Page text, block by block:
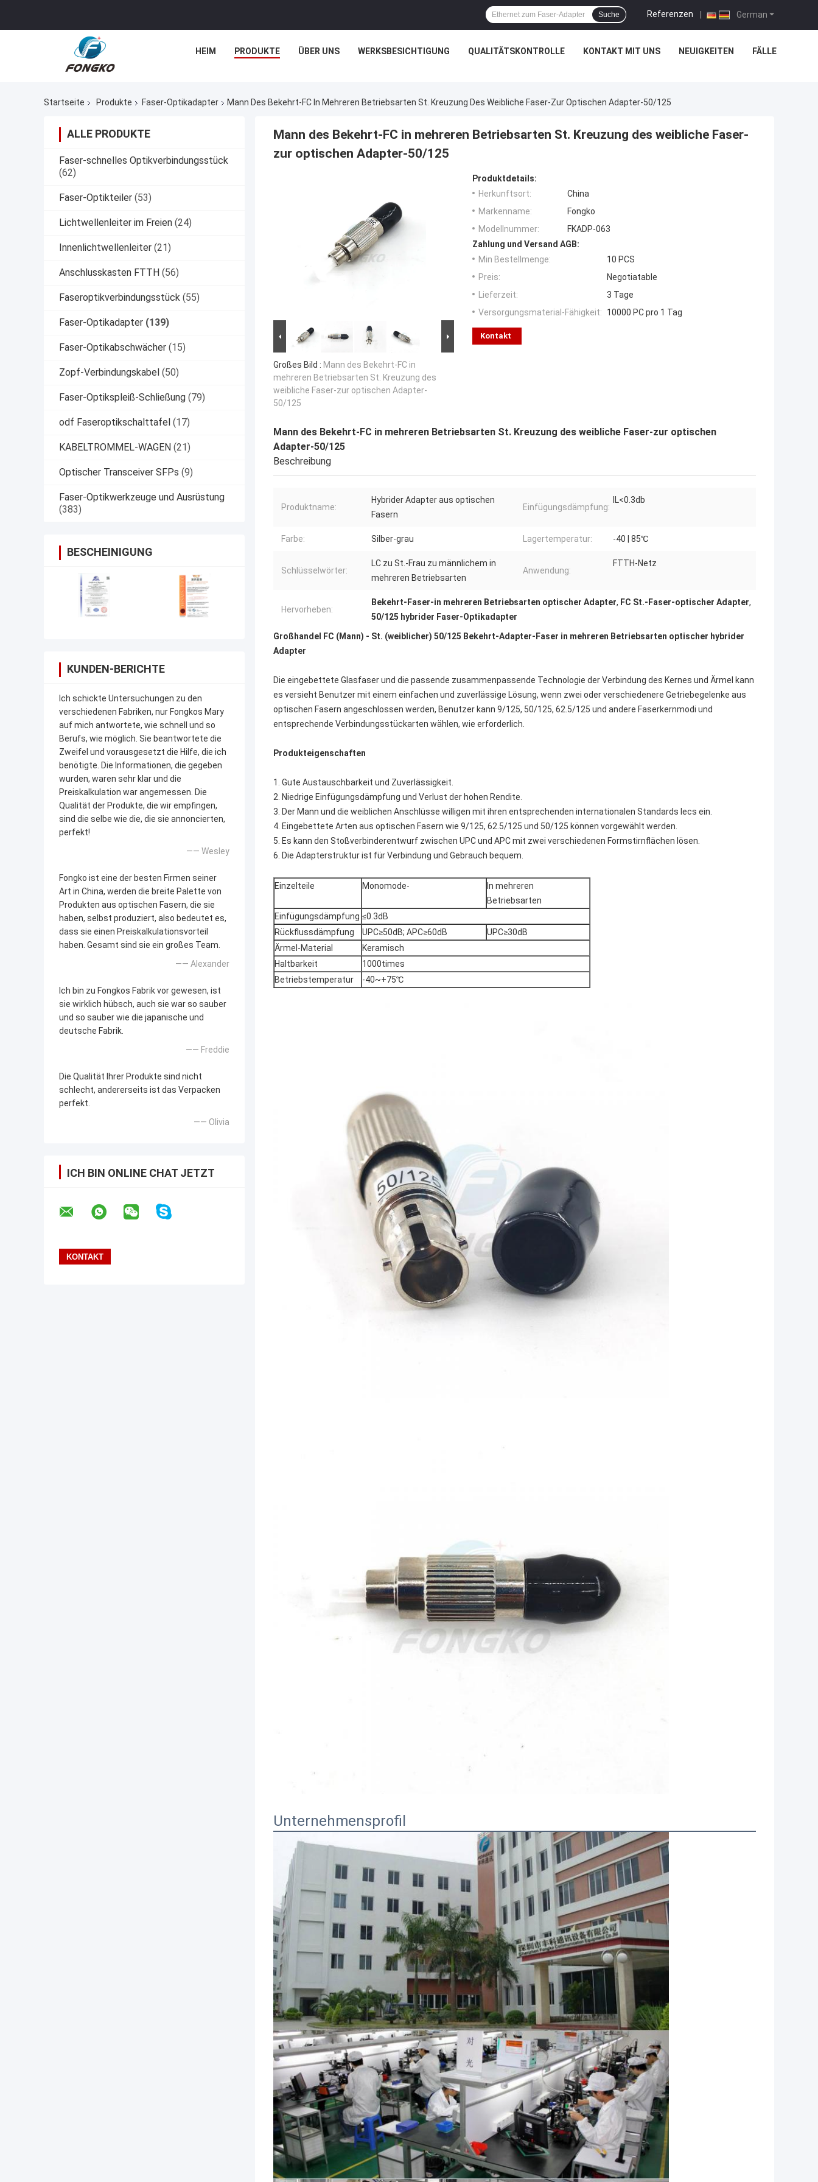
German
Referenzen |
Suche
HEIM PRODUKTE ÜBER UNS WERKSBESICHTIGUNG QUALITÄTSKONTROLLE KONTAKT MIT UNS NEUIGKEITEN FÄLLE
Startseite Produkte Faser-Optikadapter Mann Des Bekehrt-FC In Mehreren Betriebsarten St. Kreuzung Des Weibliche Faser-Zur Optischen Adapter-50/125
ALLE PRODUKTE
Faser-schnelles Optikverbindungsstück
(62)
Faser-Optikteiler (53)
Lichtwellenleiter im Freien (24)
Innenlichtwellenleiter (21)
Anschlusskasten FTTH (56)
Faseroptikverbindungsstück (55)
Faser-Optikadapter (139)
Faser-Optikabschwächer (15)
Zopf-Verbindungskabel (50)
Faser-Optikspleiß-Schließung (79)
odf Faseroptikschalttafel (17)
KABELTROMMEL-WAGEN (21)
Optischer Transceiver SFPs (9)
Faser-Optikwerkzeuge und Ausrüstung
(383)
BESCHEINIGUNG
KUNDEN-BERICHTE
Ich schickte Untersuchungen zu den
verschiedenen Fabriken, nur Fongkos Mary
auf mich antwortete, wie schnell und so
Berufs, wie möglich. Sie beantwortete die
Zweifel und vorausgesetzt die Hilfe, die ich
benötigte. Die Informationen, die gegeben
wurden, waren sehr klar und die
Preiskalkulation war angemessen. Die
Qualität der Produkte, die wir empfingen,
sind die selbe wie die, die sie annoncierten,
perfekt!
—— Wesley
Fongko ist eine der besten Firmen seiner
Art in China, werden die breite Palette von
Produkten aus optischen Fasern, die sie
haben, selbst produziert, also bedeutet es,
dass sie einen Preiskalkulationsvorteil
haben. Gesamt sind sie ein großes Team.
—— Alexander
Ich bin zu Fongkos Fabrik vor gewesen, ist
sie wirklich hübsch, auch sie war so sauber
und so sauber wie die japanische und
deutsche Fabrik.
—— Freddie
Die Qualität Ihrer Produkte sind nicht
schlecht, andererseits ist das Verpacken
perfekt.
—— Olivia
ICH BIN ONLINE CHAT JETZT
Mann des Bekehrt-FC in mehreren Betriebsarten St. Kreuzung des weibliche Faser-
zur optischen Adapter-50/125
Großes Bild : Mann des Bekehrt-FC in
mehreren Betriebsarten St. Kreuzung des
weibliche Faser-zur optischen Adapter-
50/125
Produktdetails:
Herkunftsort:
China
Markenname:
Fongko
Modellnummer:
FKADP-063
Zahlung und Versand AGB:
Min Bestellmenge:
10 PCS
Preis:
Negotiatable
Lieferzeit:
3 Tage
Versorgungsmaterial-Fähigkeit:
10000 PC pro 1 Tag
Kontakt
Mann des Bekehrt-FC in mehreren Betriebsarten St. Kreuzung des weibliche Faser-zur optischen
Adapter-50/125
Beschreibung
Produktname:
Hybrider Adapter aus optischen
Fasern
Einfügungsdämpfung:
IL<0.3db
Farbe: Silber-grau Lagertemperatur: -40 | 85℃
Schlüsselwörter:
LC zu St.-Frau zu männlichem in
mehreren Betriebsarten
Anwendung:
FTTH-Netz
Hervorheben:
Bekehrt-Faser-in mehreren Betriebsarten optischer Adapter, FC St.-Faser-optischer Adapter,
50/125 hybrider Faser-Optikadapter
Großhandel FC (Mann) - St. (weiblicher) 50/125 Bekehrt-Adapter-Faser in mehreren Betriebsarten optischer hybrider
Adapter
Die eingebettete Glasfaser und die passende zusammenpassende Technologie der Verbindung des Kernes und Ärmel kann
es versieht Benutzer mit einem einfachen und zuverlässige Lösung, wenn zwei oder verschiedenere Getriebegelenke aus
optischen Fasern angeschlossen werden, Benutzer kann 9/125, 50/125, 62.5/125 und andere Faserkernmodi und
entsprechende Verbindungsstückarten wählen, wie erforderlich.
Produkteigenschaften
1. Gute Austauschbarkeit und Zuverlässigkeit.
2. Niedrige Einfügungsdämpfung und Verlust der hohen Rendite.
3. Der Mann und die weiblichen Anschlüsse willigen mit ihren entsprechenden internationalen Standards Iecs ein.
4. Eingebettete Arten aus optischen Fasern wie 9/125, 62.5/125 und 50/125 können vorgewählt werden.
5. Es kann den Stoßverbinderentwurf zwischen UPC und APC mit zwei verschiedenen Formstirnflächen lösen.
6. Die Adapterstruktur ist für Verbindung und Gebrauch bequem.
Einzelteile Monomode-
In mehreren
Betriebsarten
Einfügungsdämpfung ≤0.3dB
Rückflussdämpfung
UPC≥50dB; APC≥60dB
UPC≥30dB
Ärmel-Material
Keramisch
Haltbarkeit
1000times
Betriebstemperatur
-40~+75℃
Unternehmensprofil